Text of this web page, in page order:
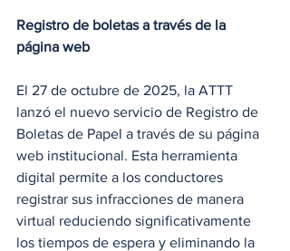
Registro de boletas a través de la
página web
El 27 de octubre de 2025, la ATTT
lanzó el nuevo servicio de Registro de
Boletas de Papel a través de su página
web institucional. Esta herramienta
digital permite a los conductores
registrar sus infracciones de manera
virtual reduciendo significativamente
los tiempos de espera y eliminando la